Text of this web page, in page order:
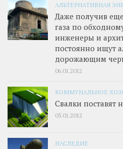
АЛЬТЕРНАТИВНАЯ
Даже получив
газа по
инженеры и
постоянно ищут
дорожающим
06.01.2012
КОММУНАЛЬНОЕ
Свалки поставят
05.01.2012
НАСЛЕДИЕ